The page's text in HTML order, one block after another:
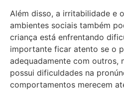
Além disso, a irritabilidade e
ambientes sociais também
criança está enfrentando
importante ficar atento se o
adequadamente com outros,
possui dificuldades na
comportamentos merecem